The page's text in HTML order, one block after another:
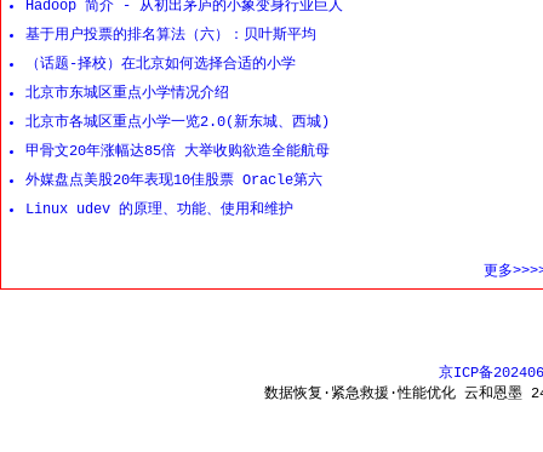
Hadoop 简介 - 从初出茅庐的小象变身行业巨人
基于用户投票的排名算法（六）：贝叶斯平均
（话题-择校）在北京如何选择合适的小学
北京市东城区重点小学情况介绍
北京市各城区重点小学一览2.0(新东城、西城)
甲骨文20年涨幅达85倍 大举收购欲造全能航母
外媒盘点美股20年表现10佳股票 Oracle第六
Linux udev 的原理、功能、使用和维护
更多
京ICP备
数据恢复·紧急救援·性能优化 云和恩